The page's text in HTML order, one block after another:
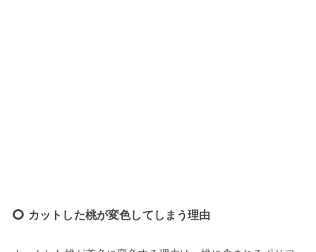
カットした桃が変色してしまう理由